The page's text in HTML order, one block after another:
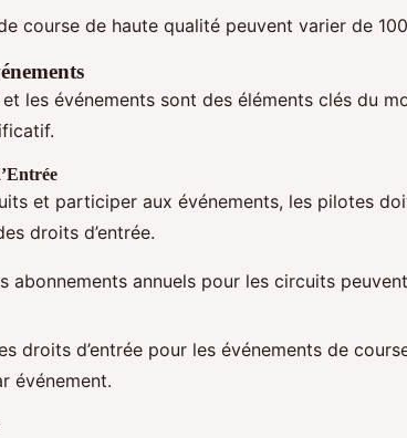
course de haute qualité peuvent varier de
les événements sont des éléments clés du
et participer aux événements, les pilotes
droits d’entrée.
abonnements annuels pour les circuits
droits d’entrée pour les événements de
événement.